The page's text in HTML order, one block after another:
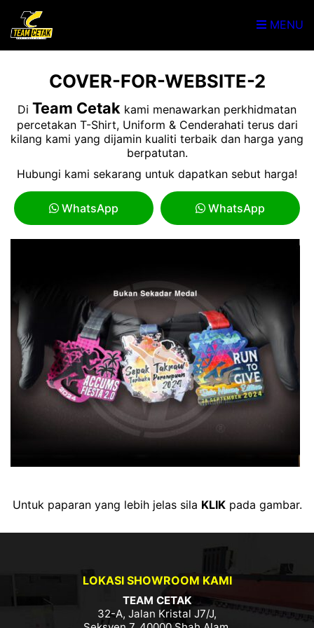
MENU
COVER-FOR-WEBSITE-2
Di Team Cetak kami menawarkan perkhidmatan
percetakan T-Shirt, Uniform & Cenderahati terus dari
kilang kami yang dijamin kualiti terbaik dan harga yang
berpatutan.
Hubungi kami sekarang untuk dapatkan sebut harga!
WhatsApp WhatsApp
Untuk paparan yang lebih jelas sila KLIKpada gambar.
LOKASI SHOWROOM KAMI
TEAM CETAK
32-A, Jalan Kristal J7/J,